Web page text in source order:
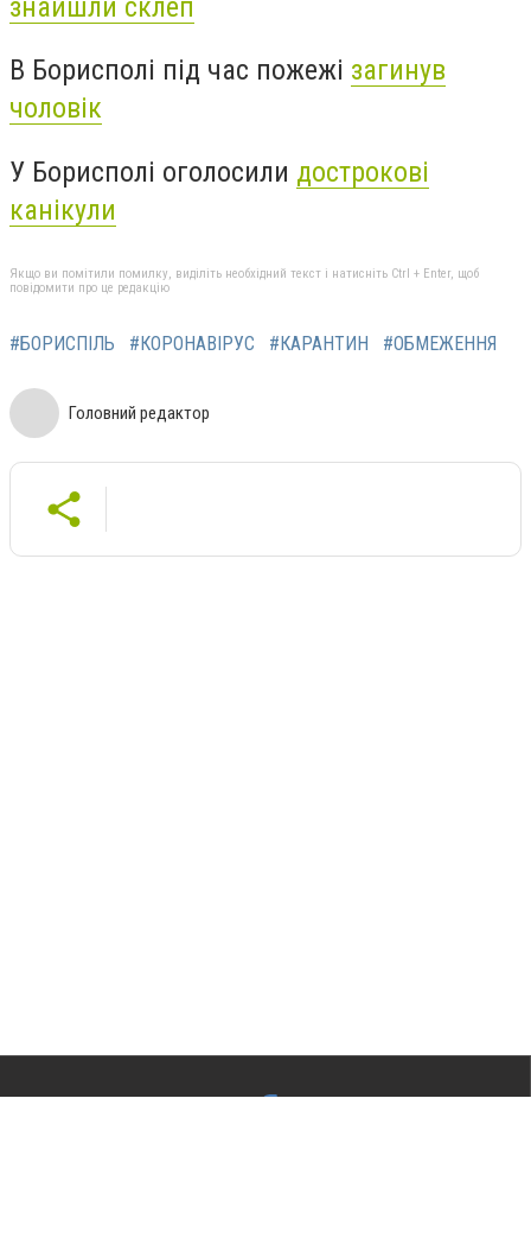
знайшли склеп
В Борисполі під час пожежі загинув
чоловік
У Борисполі оголосили дострокові
канікули
Якщо ви помітили помилку, виділіть необхідний текст і натисніть Ctrl + Enter, щоб
повідомити про це редакцію
#БОРИСПІЛЬ #КОРОНАВІРУС #КАРАНТИН #ОБМЕЖЕННЯ
Головний редактор